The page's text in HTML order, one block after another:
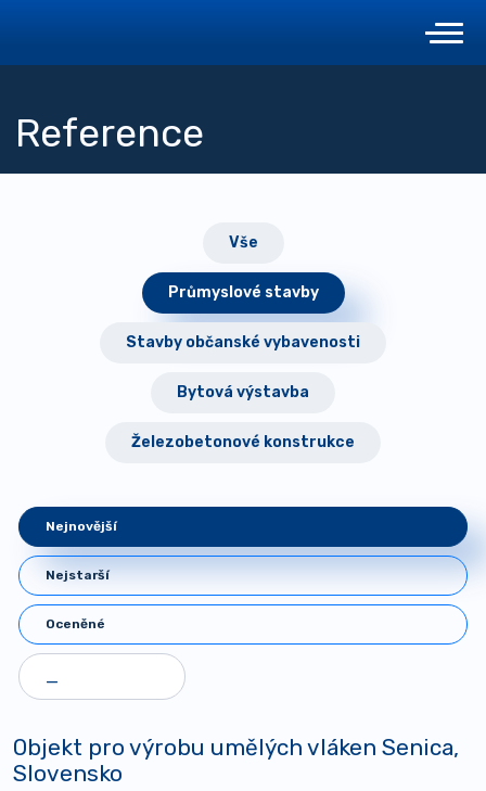
Reference
Vše
Průmyslové stavby
Stavby občanské vybavenosti
Bytová výstavba
Železobetonové konstrukce
Nejnovější
Nejstarší
Oceněné
Objekt pro výrobu umělých vláken Senica,
Slovensko